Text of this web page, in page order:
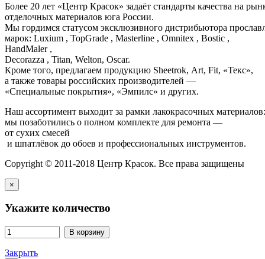
Более 20 лет «Центр Красок» задаёт стандарты качества на
отделочных материалов юга России.
Мы гордимся статусом эксклюзивного дистрибьютора
марок: Luxium , TopGrade , Masterline , Omnitex , Bostic ,
HandMaler ,
Decorazza , Titan, Welton, Oscar.
Кроме того, предлагаем продукцию Sheetrok, Art, Fit, «Текс»,
а также товары российских производителей —
«Специальные покрытия», «Эмпилс» и других.
Наш ассортимент выходит за рамки лакокрасочных
мы позаботились о полном комплекте для ремонта —
от сухих смесей
и шпатлёвок до обоев и профессиональных инструментов.
Copyright © 2011-2018 Центр Красок. Все права защищены
×
Укажите количество
В корзину
Закрыть